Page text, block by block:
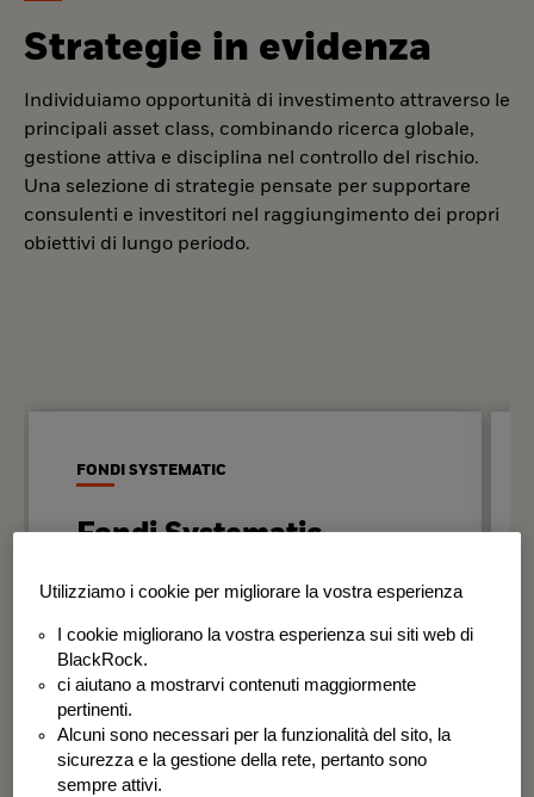
Strategie in evidenza
Individuiamo opportunità di investimento attraverso le
principali asset class, combinando ricerca globale,
gestione attiva e disciplina nel controllo del rischio.
Una selezione di strategie pensate per supportare
consulenti e investitori nel raggiungimento dei propri
obiettivi di lungo periodo.
FONDI SYSTEMATIC
Fondi Systematic
Strategie quantitative basate sui dati
disciplinato e coerente nel tempo.
BSF Systematic World Equity Fund
BGF Systematic Global Equity High
Income Fund
Utilizziamo i cookie per migliorare la vostra esperienza
I cookie migliorano la vostra esperienza sui siti web di
BlackRock.
ci aiutano a mostrarvi contenuti maggiormente
pertinenti.
Alcuni sono necessari per la funzionalità del sito, la
sicurezza e la gestione della rete, pertanto sono
sempre attivi.